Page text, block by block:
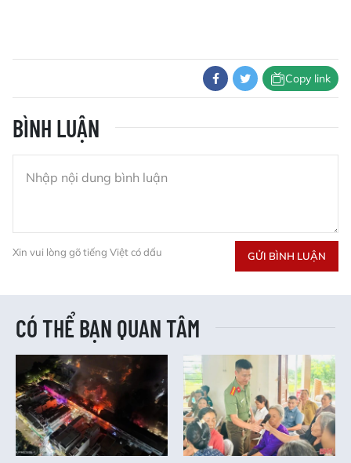
Copy link
BÌNH LUẬN
Xin vui lòng gõ tiếng Việt có dấu GỬI BÌNH LUẬN
CÓ THỂ BẠN QUAN TÂM